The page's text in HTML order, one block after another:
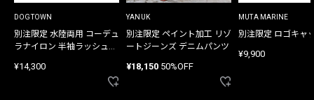
DOGTOWN
別注限定 水陸両用 コーデュ
ラナイロン 半袖ラッシュガ
¥14,300
YANUK
別注限定 ペイント加工 リゾ
ートジーンズ デニムパンツ
¥18,150 50%OFF
MUTA MARINE
別注限定 ロゴキャ
¥9,900